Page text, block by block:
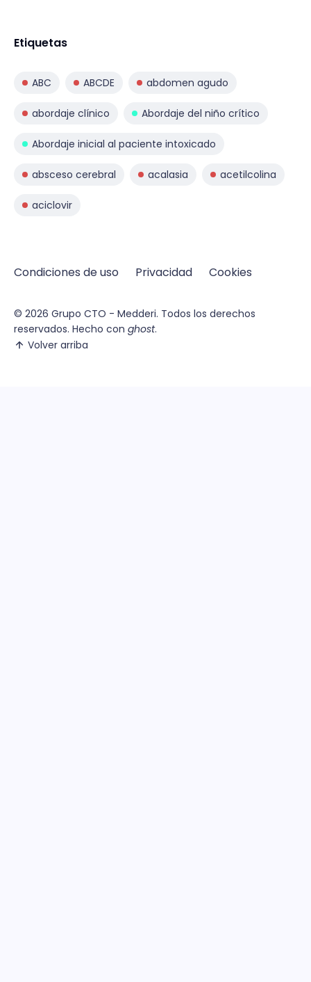
Etiquetas
ABC ABCDE abdomen agudo
abordaje clínico Abordaje del niño crítico
Abordaje inicial al paciente intoxicado
absceso cerebral acalasia acetilcolina
aciclovir
Condiciones de uso Privacidad Cookies
© 2026 Grupo CTO - Medderi. Todos los derechos
reservados. Hecho con ghost.
Volver arriba